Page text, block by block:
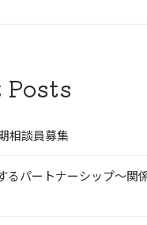
Posts
相談員募集
るパートナーシップ〜関